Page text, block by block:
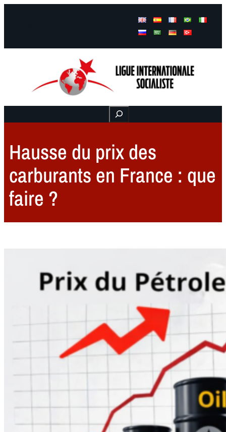
Buscar
Hausse du prix des
carburants en France : que
faire ?